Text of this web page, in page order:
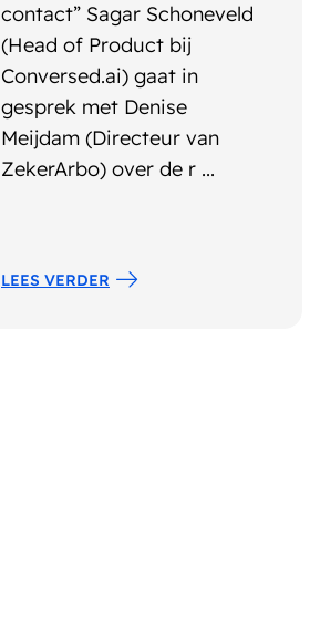
contact” Sagar Schoneveld
(Head of Product bij
Conversed.ai) gaat in
gesprek met Denise
Meijdam (Directeur van
ZekerArbo) over de r ...
LEES VERDER